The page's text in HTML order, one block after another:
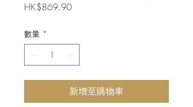
HK$869.90價
數量 *
新增至購物車